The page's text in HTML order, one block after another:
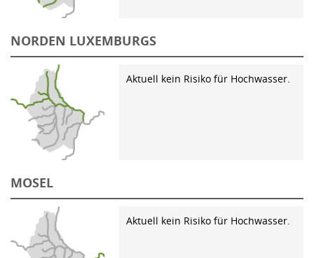
NORDEN LUXEMBURGS
Aktuell kein Risiko für Hochwasser.
MOSEL
Aktuell kein Risiko für Hochwasser.